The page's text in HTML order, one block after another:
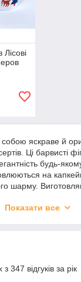
собою яскраве й
Ці барвисті
будь-
на
шарму.
ефектне
Показати все
347 відгуків за рік